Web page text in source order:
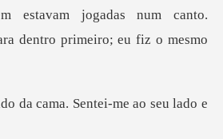
estavam jogadas num canto.
da cama. Sentei-me ao se